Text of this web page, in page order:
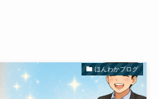
ほんわかブログ